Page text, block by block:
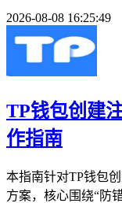
2026-08-08 16:25:49
TP钱包创建
作指南
本指南针对TP钱包
方案，核心围绕“防